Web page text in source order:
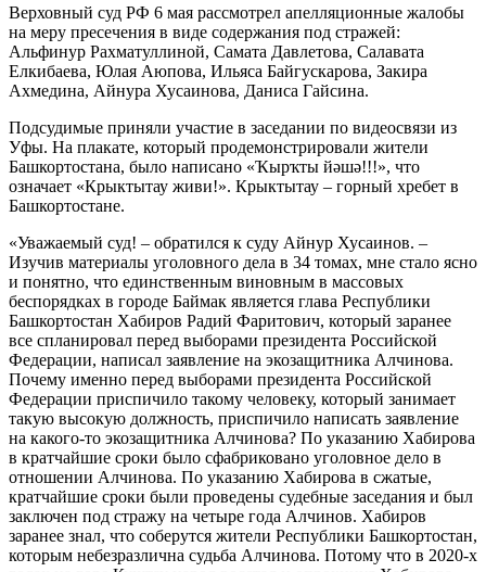
Верховный суд РФ 6 мая рассмотрел апелляционные жалобы
на меру пресечения в виде содержания под стражей:
Альфинур Рахматуллиной, Самата Давлетова, Салавата
Елкибаева, Юлая Аюпова, Ильяса Байгускарова, Закира
Ахмедина, Айнура Хусаинова, Даниса Гайсина.
Подсудимые приняли участие в заседании по видеосвязи из
Уфы. На плакате, который продемонстрировали жители
Башкортостана, было написано «Ҡырҡты йǝшǝ!!!», что
означает «Крыктытау живи!». Крыктытау – горный хребет в
Башкортостане.
«Уважаемый суд! – обратился к суду Айнур Хусаинов. –
Изучив материалы уголовного дела в 34 томах, мне стало ясно
и понятно, что единственным виновным в массовых
беспорядках в городе Баймак является глава Республики
Башкортостан Хабиров Радий Фаритович, который заранее
все спланировал перед выборами президента Российской
Федерации, написал заявление на экозащитника Алчинова.
Почему именно перед выборами президента Российской
Федерации приспичило такому человеку, который занимает
такую высокую должность, приспичило написать заявление
на какого-то экозащитника Алчинова? По указанию Хабирова
в кратчайшие сроки было сфабриковано уголовное дело в
отношении Алчинова. По указанию Хабирова в сжатые,
кратчайшие сроки были проведены судебные заседания и был
заключен под стражу на четыре года Алчинов. Хабиров
заранее знал, что соберутся жители Республики Башкортостан,
которым небезразлична судьба Алчинова. Потому что в 2020-х